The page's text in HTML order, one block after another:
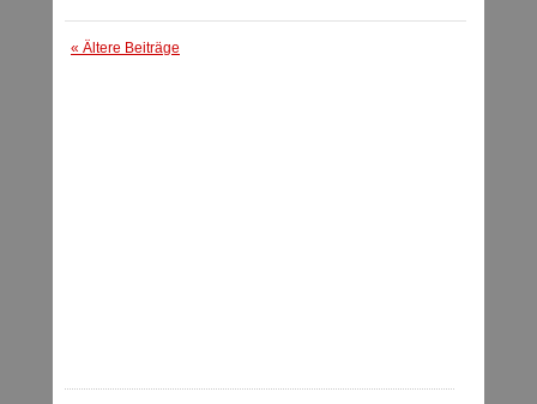
« Ältere Beiträge